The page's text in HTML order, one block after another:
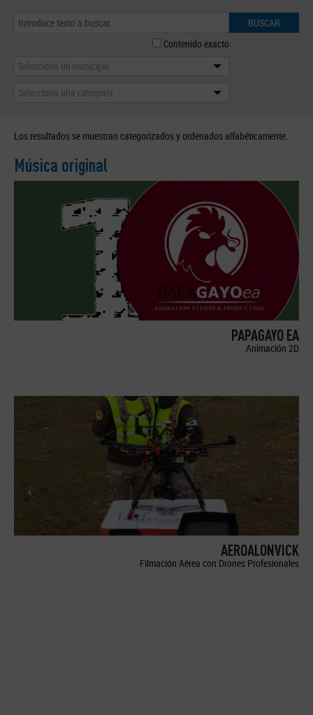
BUSCAR
Contenido exacto
Selecciona un municipio
Selecciona una categoría
Los resultados se muestran categorizados y ordenados alfabéticamente.
Música original
PAPAGAYO EA
Animación 2D
AEROALONVICK
Filmación Aérea con Drones Profesionales